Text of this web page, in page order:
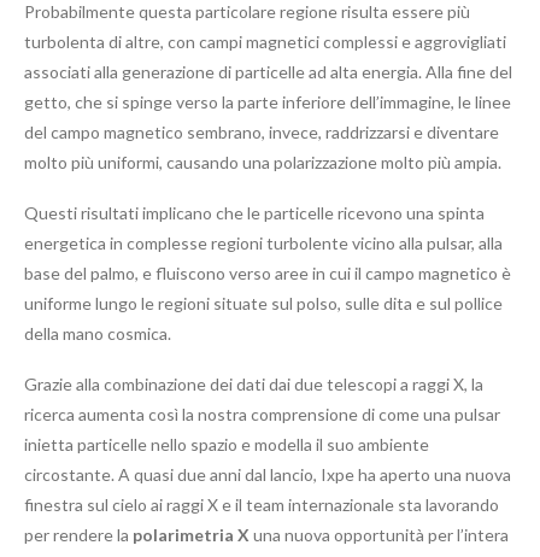
Probabilmente questa particolare regione risulta essere più
turbolenta di altre, con campi magnetici complessi e aggrovigliati
associati alla generazione di particelle ad alta energia. Alla fine del
getto, che si spinge verso la parte inferiore dell’immagine, le linee
del campo magnetico sembrano, invece, raddrizzarsi e diventare
molto più uniformi, causando una polarizzazione molto più ampia.
Questi risultati implicano che le particelle ricevono una spinta
energetica in complesse regioni turbolente vicino alla pulsar, alla
base del palmo, e fluiscono verso aree in cui il campo magnetico è
uniforme lungo le regioni situate sul polso, sulle dita e sul pollice
della mano cosmica.
Grazie alla combinazione dei dati dai due telescopi a raggi X, la
ricerca aumenta così la nostra comprensione di come una pulsar
inietta particelle nello spazio e modella il suo ambiente
circostante. A quasi due anni dal lancio, Ixpe ha aperto una nuova
finestra sul cielo ai raggi X e il team internazionale sta lavorando
per rendere la polarimetria X una nuova opportunità per l’intera